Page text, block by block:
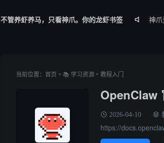
不管养虾养马，只看神爪。你的龙虾书签 
当前位置： 首页 » 📚 学习资源 » 教程入门
OpenClaw
2026-04-10
https://